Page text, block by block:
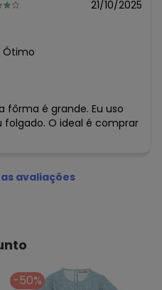
N/D*
21/10/2025
Ótimo
fôrma é grande. Eu uso
O ideal é comprar
avaliações
-50%